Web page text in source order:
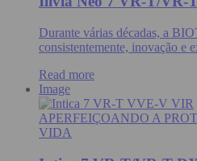
Durante várias décadas, a
consistentemente, inovação e
Read more
Image
APERFEIÇOANDO A
VIDA